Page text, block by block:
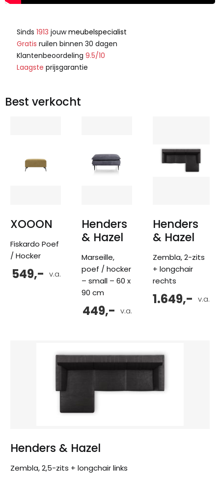
Sinds 1913 jouwmeubelspecialist
Gratis ruilen binnen 30 dagen
Klantenbeoordeling 9.5/10
Laagste prijsgarantie
Best verkocht
XOOON
Fiskardo Poef
/ Hocker
v.a.
549,-
Henders
& Hazel
Marseille,
poef / hocker
– small – 60 x
90 cm
v.a.
449,-
Henders
& Hazel
Zembla, 2-zits
+ longchair
rechts
v.a.
1.649,-
Henders & Hazel
Zembla, 2,5-zits + longchair links